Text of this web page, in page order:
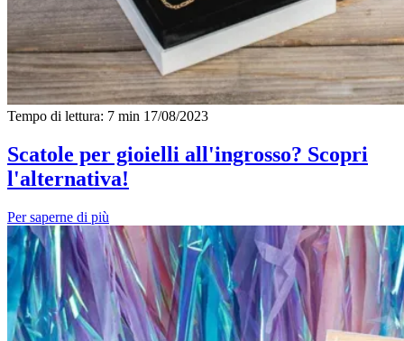
Tempo di lettura: 7 min 17/08/2023
Scatole per gioielli all'ingrosso? Scopri
l'alternativa!
Per saperne di più